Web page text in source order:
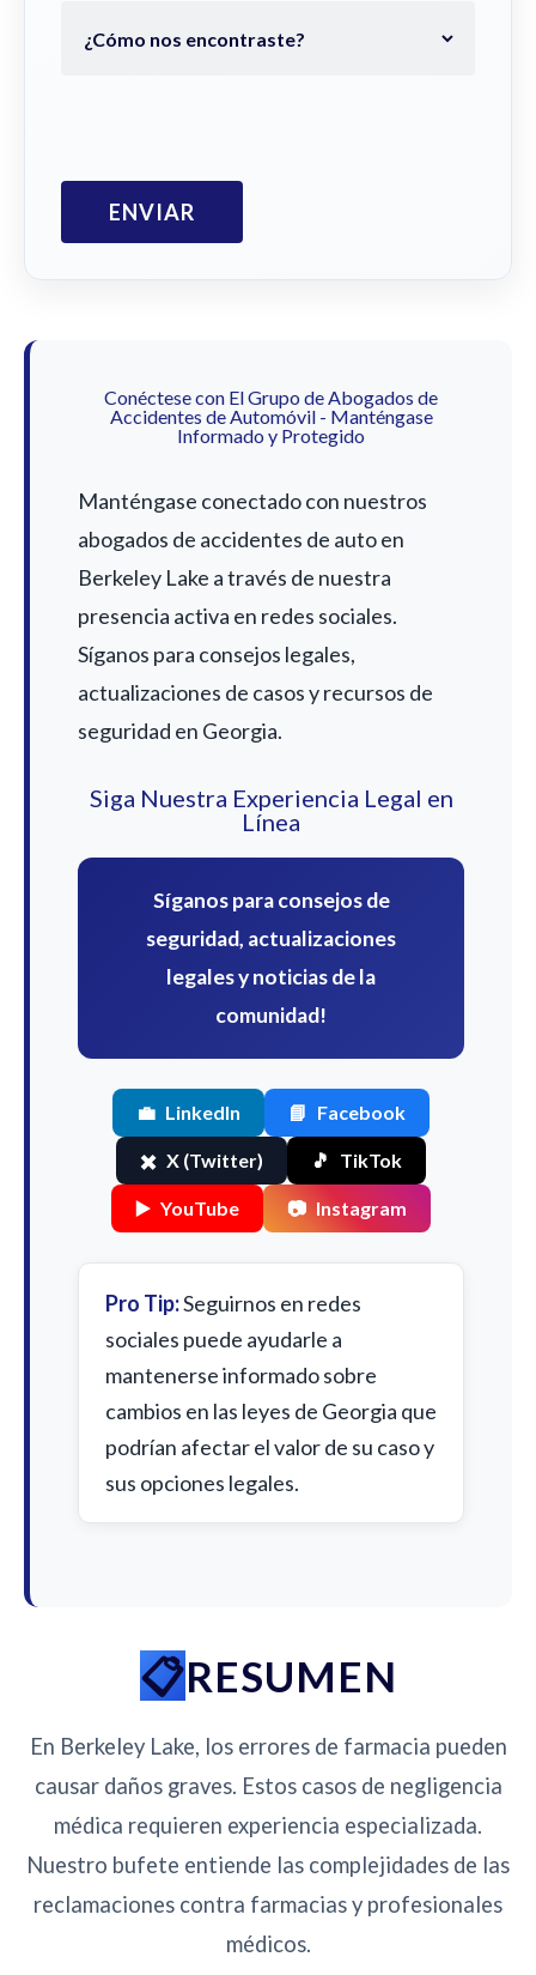
Conéctese con El Grupo de Abogados de
Accidentes de Automóvil - Manténgase
Informado y Protegido
Manténgase conectado con nuestros
abogados de accidentes de auto en
Berkeley Lake a través de nuestra
presencia activa en redes sociales.
Síganos para consejos legales,
actualizaciones de casos y recursos de
seguridad en Georgia.
Siga Nuestra Experiencia Legal en
Línea
Síganos para consejos de
seguridad, actualizaciones
legales y noticias de la
comunidad!
💼 LinkedIn 📘 Facebook
✖️ X (Twitter) 🎵 TikTok
▶️ YouTube 📷 Instagram
Pro Tip:Seguirnos en redes
sociales puede ayudarle a
mantenerse informado sobre
cambios en las leyes de Georgia que
podrían afectar el valor de su caso y
sus opciones legales.
RESUMEN
En Berkeley Lake, los errores de farmacia pueden
causar daños graves. Estos casos de negligencia
médica requieren experiencia especializada.
Nuestro bufete entiende las complejidades de las
reclamaciones contra farmacias y profesionales
médicos.